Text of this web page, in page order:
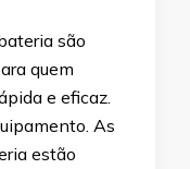
são
quem
e eficaz.
As
estão